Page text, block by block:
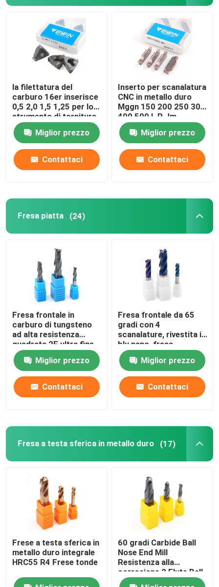
la filettatura del
carburo 16er inserisce
0,5 2,0 1,5 1,25 per lo
strumento di tornitura
del filo di iso
Miglior prezzo
Contattaci
Inserto per scanalatura
CNC in metallo duro
Mggn 150 200 250 300
400 500 L R Jm
Utensile per intaglio
Miglior prezzo
Contattaci
Fresa piatta (24)
Fresa frontale in
carburo di tungsteno
ad alta resistenza
quadrata 2F ultra fine
Miglior prezzo
Contattaci
Fresa frontale da 65
gradi con 4
scanalature, rivestita in
blu nano, fresa
quadrata da 8 mm
Miglior prezzo
Contattaci
Fresa a testa sferica in metallo duro (17)
Frese a testa sferica in
metallo duro integrale
HRC55 R4 Frese tonde
60 gradi Carbide Ball
Nose End Mill
Resistenza alla
corrosione 2 Flute Ball
End Mill